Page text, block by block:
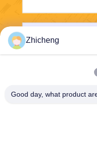
Zhicheng
Good day, what product